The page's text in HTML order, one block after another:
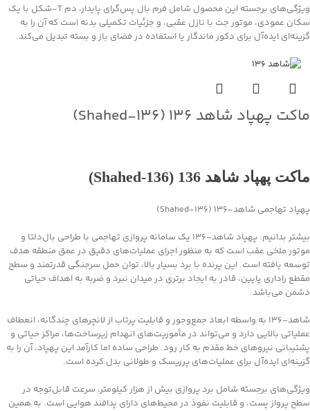
ویژگی‌های برجسته این محصول شامل فرم بال پس‌گرای پایدار، دم T‑شکل با یک
سکان عمودی، موتور جت با نازل عقبی، و جزئیات تکمیلی بدنه است که آن را به
گزینه‌ای ایده‌آل برای دکور ماندگار یا استفاده در فضای باز و بسته تبدیل می‌کند.
ماکت پهپاد شاهد ۱۳۶ (Shahed‑۱۳۶)
ماکت پهپاد شاهد 136 (Shahed‑136)
پهپاد تهاجمی شاهد‑۱۳۶ (Shahed‑136)
بیشتر بدانیم: پهپاد شاهد‑۱۳۶ یک سامانه پروازی تهاجمی با طراحی بال‌دلتا و
موتور ملخی عقب است که به منظور اجرای عملیات‌های دقیق در عمق منطقه هدف
توسعه یافته است. این پرنده با برد بسیار بالا، توان حمل سرجنگی قدرتمند و سطح
مقطع راداری پایین، قادر به ایجاد برتری در میدان نبرد و ضربه به اهداف حیاتی
دشمن می‌باشد.
شاهد‑۱۳۶ به واسطه ابعاد جمع‌وجور و قابلیت پرتاب از لانچرهای چندگانه، انعطاف
عملیاتی بالایی دارد و می‌تواند در مأموریت‌های انهدام زیرساخت‌ها، مراکز حیاتی و
پشتیبانی نیروهای خط مقدم به کار رود. طراحی ساده اما کارآمد این پهپاد، آن را به
گزینه‌ای ایده‌آل برای عملیات‌های پرریسک و طولانی بدل کرده است.
ویژگی‌های برجسته شامل برد پروازی بیش از هزار کیلومتر، سرعت قابل‌توجه در
سطح پرواز پست، و قابلیت نفوذ در محیط‌های دارای پدافند هوایی است. به همین